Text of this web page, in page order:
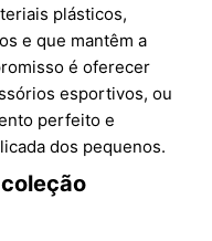
plásticos,
e que mantêm a
é oferecer
esportivos, ou
perfeito e
dos pequenos.